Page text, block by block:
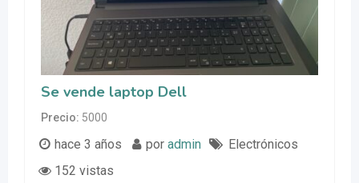
Se vende laptop Dell
Precio 5000
hace 3 años por admin
Electrónicos
152 vistas